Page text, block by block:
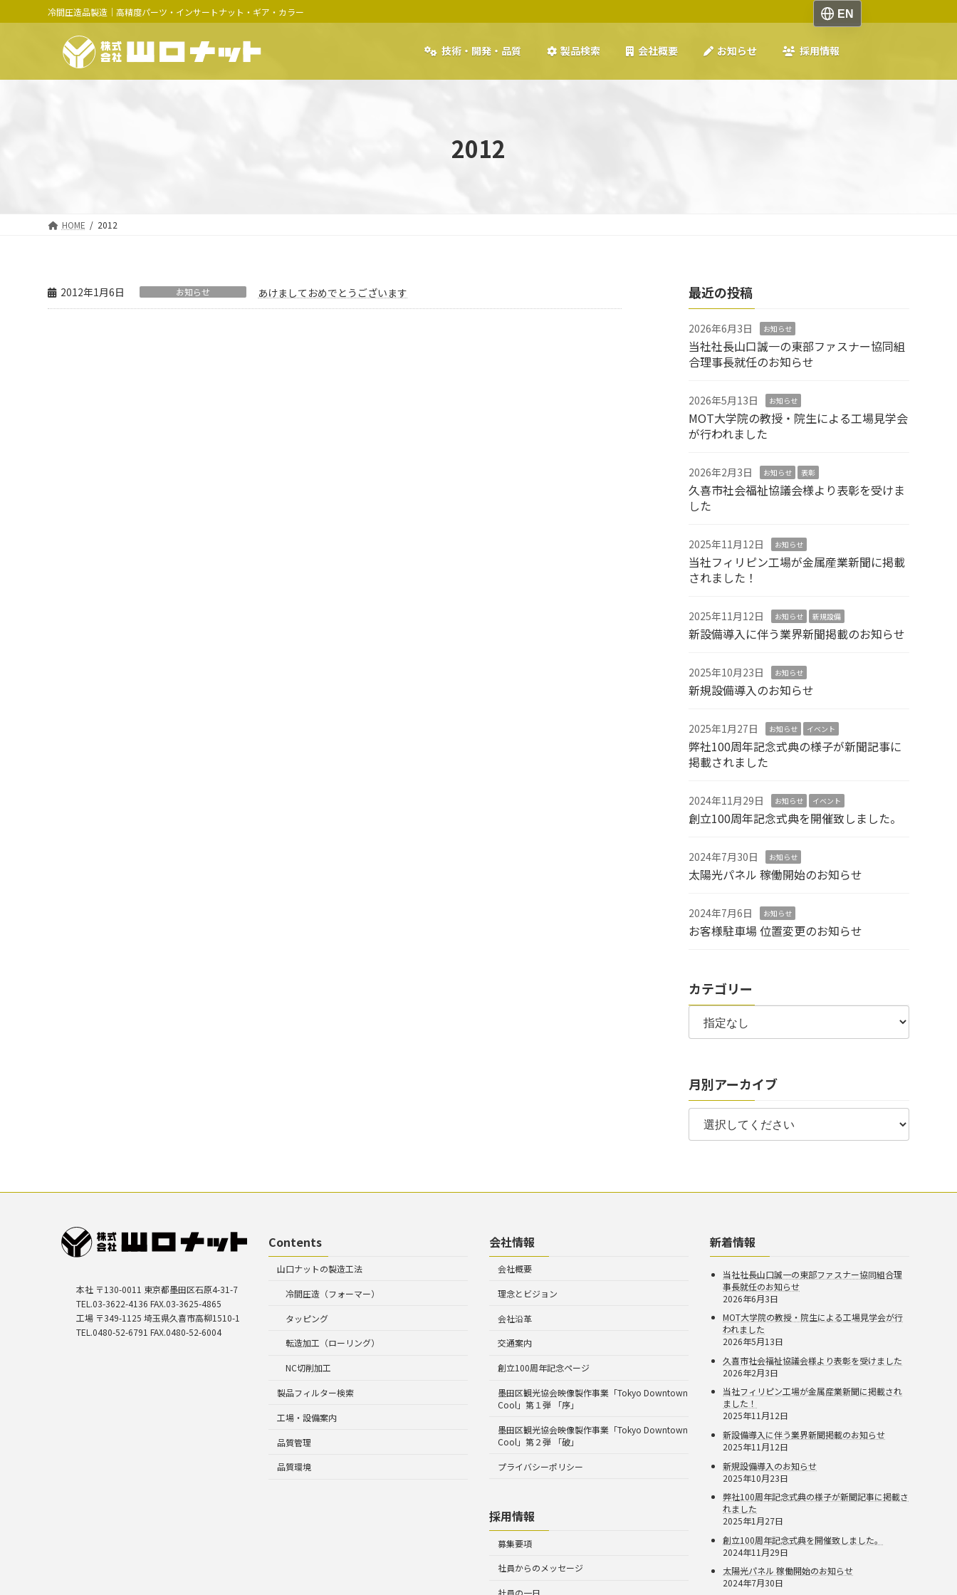
ン
ツ
ビ
シ
冷間圧造品製造｜高精度パーツ・インサートナット・ギア・カラー
技術・開発・品質 製品検索 会社概要 お知らせ 採用情報
2012
HOME 2012
2012年1月6日 お知らせ あけましておめでとうございます 最近の投稿
2026年6月3日 お知らせ
当社社長山口誠一の東部ファスナー協同組
合理事長就任のお知らせ
2026年5月13日 お知らせ
MOT大学院の教授・院生による工場見学会
が行われました
2026年2月3日 お知らせ 表彰
久喜市社会福祉協議会様より表彰を受けま
した
2025年11月12日 お知らせ
当社フィリピン工場が金属産業新聞に掲載
されました！
2025年11月12日 お知らせ 新規設備
新設備導入に伴う業界新聞掲載のお知らせ
2025年10月23日 お知らせ
新規設備導入のお知らせ
2025年1月27日 お知らせ イベント
弊社100周年記念式典の様子が新聞記事に
掲載されました
2024年11月29日 お知らせ イベント
創立100周年記念式典を開催致しました。
2024年7月30日 お知らせ
太陽光パネル 稼働開始のお知らせ
2024年7月6日 お知らせ
お客様駐車場 位置変更のお知らせ
カテゴリー
月別アーカイブ
本社 〒130-0011 東京都墨田区石原4-31-7
TEL.03-3622-4136 FAX.03-3625-4865
工場 〒349-1125 埼玉県久喜市高柳1510-1
TEL.0480-52-6791 FAX.0480-52-6004
Contents
山口ナットの製造工法
冷間圧造（フォーマー）
タッピング
転造加工（ローリング）
NC切削加工
製品フィルター検索
工場・設備案内
品質管理
品質環境
会社情報
会社概要
理念とビジョン
会社沿革
交通案内
創立100周年記念ページ
墨田区観光協会映像製作事業「Tokyo Downtown
Cool」第１弾 「序」
墨田区観光協会映像製作事業「Tokyo Downtown
Cool」第２弾 「破」
プライバシーポリシー
採用情報
募集要項
社員からのメッセージ
新着情報
当社社長山口誠一の東部ファスナー協同組合理
事長就任のお知らせ
2026年6月3日
MOT大学院の教授・院生による工場見学会が行
われました
2026年5月13日
久喜市社会福祉協議会様より表彰を受けました
2026年2月3日
当社フィリピン工場が金属産業新聞に掲載され
ました！
2025年11月12日
新設備導入に伴う業界新聞掲載のお知らせ
2025年11月12日
新規設備導入のお知らせ
2025年10月23日
弊社100周年記念式典の様子が新聞記事に掲載さ
れました
2025年1月27日
創立100周年記念式典を開催致しました。
2024年11月29日
太陽光パネル 稼働開始のお知らせ
2024年7月30日